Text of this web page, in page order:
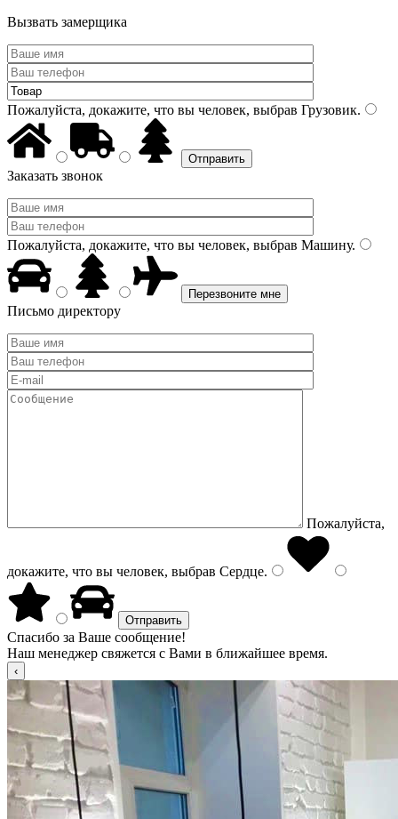
Вызвать замерщика
Пожалуйста, докажите, что вы человек, выбрав Грузовик.
Заказать звонок
Пожалуйста, докажите, что вы человек, выбрав Машину.
Письмо директору
Пожалуйста,
докажите, что вы человек, выбрав Сердце.
Спасибо за Ваше сообщение!
Наш менеджер свяжется с Вами в ближайшее время.